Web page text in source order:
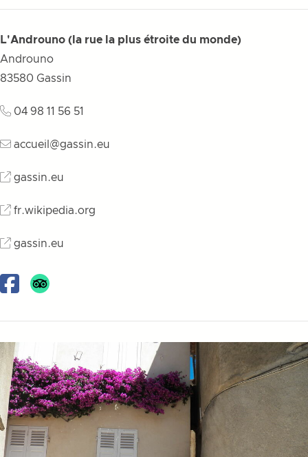
L'Androuno (la rue la plus étroite du monde)
Androuno
83580 Gassin
04 98 11 56 51
accueil@gassin.eu
gassin.eu
fr.wikipedia.org
gassin.eu
Facebook